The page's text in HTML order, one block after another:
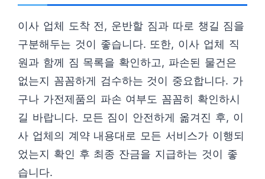
이사 업체 도착 전, 운반할 짐과 따로 챙길 짐을
구분해두는 것이 좋습니다. 또한, 이사 업체 직
원과 함께 짐 목록을 확인하고, 파손된 물건은
없는지 꼼꼼하게 검수하는 것이 중요합니다. 가
구나 가전제품의 파손 여부도 꼼꼼히 확인하시
길 바랍니다. 모든 짐이 안전하게 옮겨진 후, 이
사 업체의 계약 내용대로 모든 서비스가 이행되
었는지 확인 후 최종 잔금을 지급하는 것이 좋
습니다.